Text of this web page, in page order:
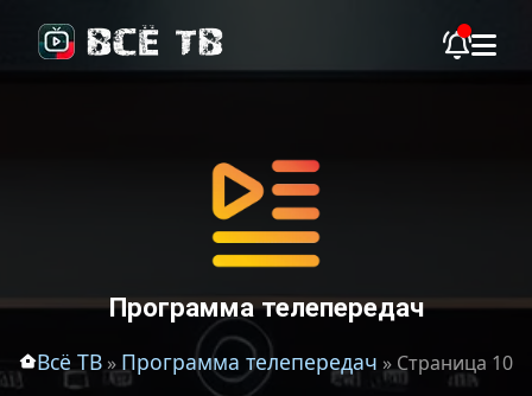
Программа телепередач
Всё ТВ» Программа телепередач » Страница 10